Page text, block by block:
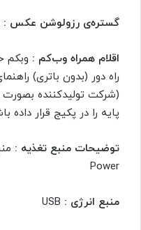
گستره‌ی رزولوشن عکس :
اقلام همراه وب‌کم : وبکم
راه دور (بدون باتری)
(شرکت تولیدکننده
پایه را در پکیج قرار داده
توضیحات منبع تغذیه :
Power
منبع انرژی :